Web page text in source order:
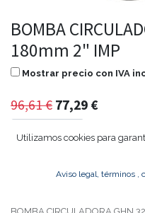
BOMBA
180mm 2" IMP
Mostrar precio con IVA
96,61€ 77,29 €
BOMBA CIRCULADORA GHN
Utilizamos cookies para
Aviso legal, términos ,